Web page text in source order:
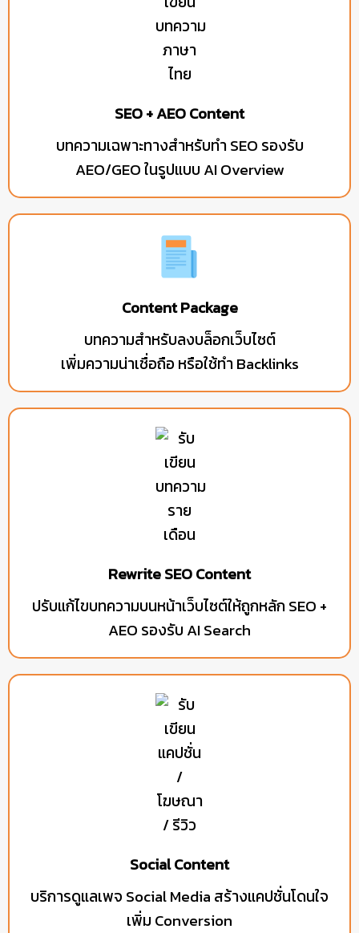
SEO + AEO Content
บทความเฉพาะทางสำหรับทำ SEO รองรับ
AEO/GEO ในรูปแบบ AI Overview
Content Package
บทความสำหรับลงบล็อกเว็บไซต์
เพิ่มความน่าเชื่อถือ หรือใช้ทำ Backlinks
Rewrite SEO Content
ปรับแก้ไขบทความบนหน้าเว็บไซต์ให้ถูกหลัก SEO +
AEO รองรับ AI Search
Social Content
บริการดูแลเพจ Social Media สร้างแคปชั่นโดนใจ
เพิ่ม Conversion